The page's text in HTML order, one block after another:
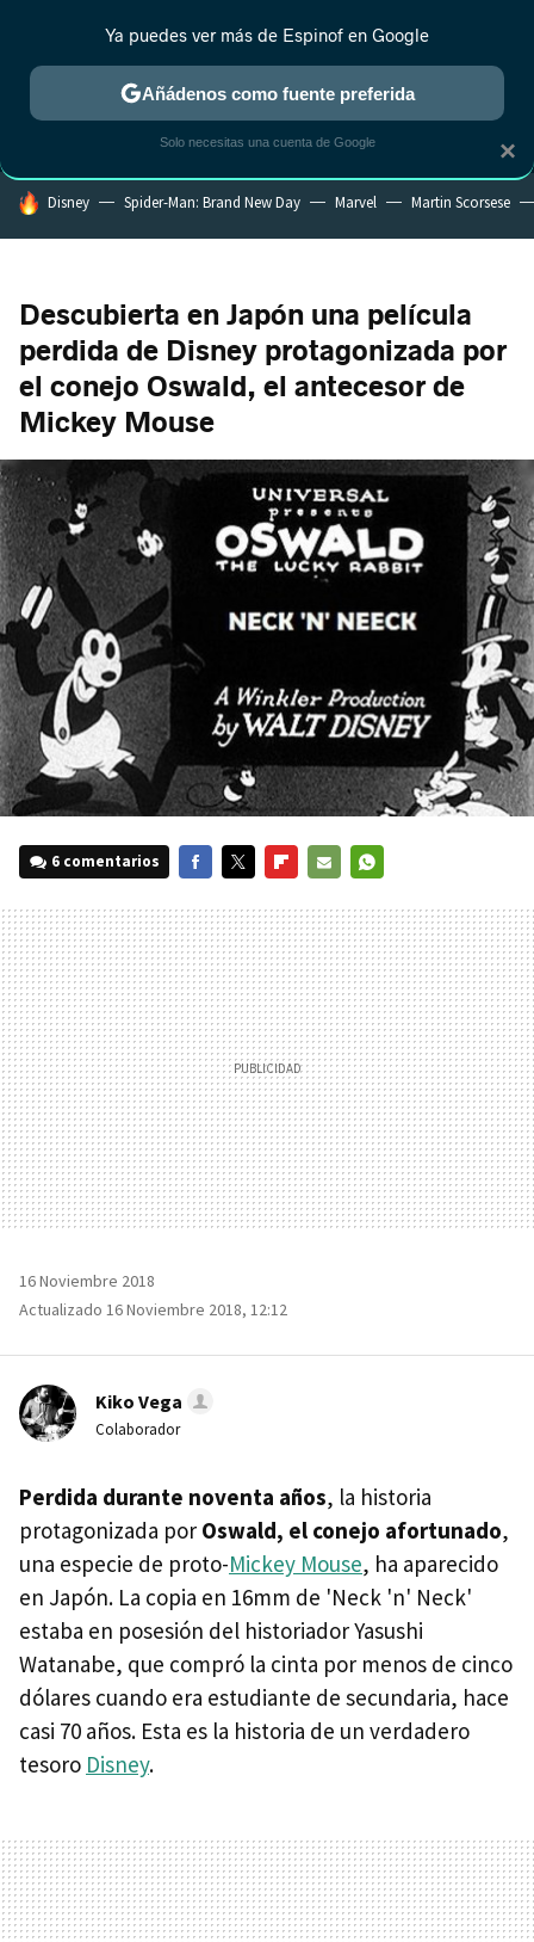
MENÚ NUEVO
ESTRENOS REALITY ANIME RANKINGS CINE
HOY SE HABLA DE
Disney Spider-Man: Brand New Day Marvel Martin Scorsese
Descubierta en Japón una película
perdida de Disney protagonizada por
el conejo Oswald, el antecesor de
Mickey Mouse
6 comentarios
MAIL
16 Noviembre 2018
Actualizado 16 Noviembre 2018, 12:12
Kiko Vega
Colaborador
Perdida durante noventa años, la historia
protagonizada por Oswald, el conejo afortunado,
una especie de proto-Mickey Mouse, ha aparecido
en Japón. La copia en 16mm de 'Neck 'n' Neck'
estaba en posesión del historiador Yasushi
Watanabe, que compró la cinta por menos de cinco
dólares cuando era estudiante de secundaria, hace
casi 70 años. Esta es la historia de un verdadero
tesoro Disney.
×
Ya puedes ver más de Espinof en Google
Añádenos como fuente preferida
Solo necesitas una cuenta de Google